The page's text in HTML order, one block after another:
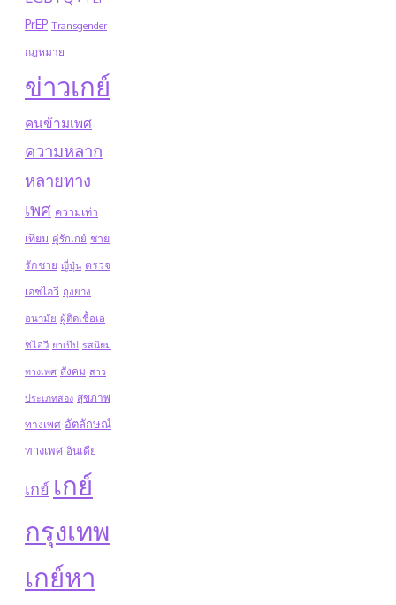
PrEP Transgender
กฎหมาย
ข่าวเกย์
คนข้ามเพศ
ความหลาก
หลายทาง
เพศ ความเท่า
เทียม คู่รักเกย์ ชาย
รักชาย ญี่ปุ่น ตรวจ
เอชไอวี ถุงยาง
อนามัย ผู้ติดเชื้อเอ
ชไอวี ยาเป๊ป รสนิยม
ทางเพศ สังคม สาว
ประเภทสอง สุขภาพ
ทางเพศ อัตลักษณ์
ทางเพศ อินเดีย
เกย์ เกย์
กรุงเทพ
เกย์หา